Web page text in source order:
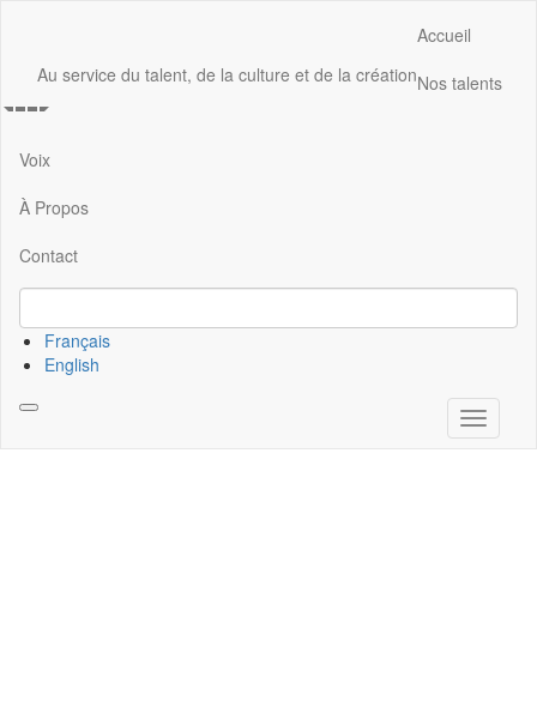
principalAu service du talent, de la culture et de la création
navigation
Accueil
Nos talents
Voix
À Propos
Contact
Français
English
Toggle